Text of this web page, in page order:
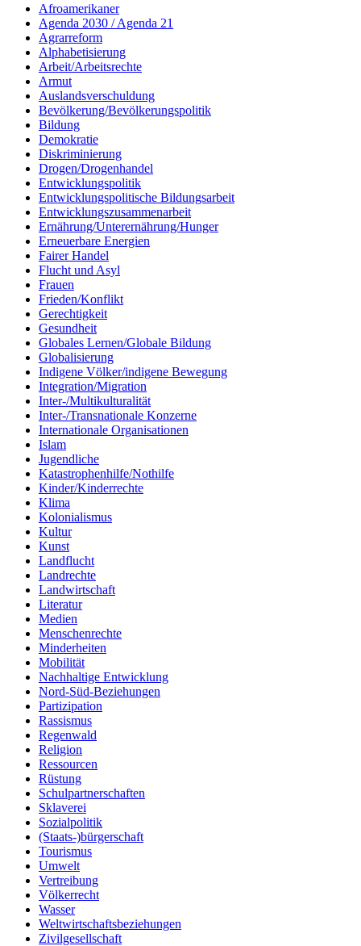
Afroamerikaner
Agenda 2030 / Agenda 21
Agrarreform
Alphabetisierung
Arbeit/Arbeitsrechte
Armut
Auslandsverschuldung
Bevölkerung/Bevölkerungspolitik
Bildung
Demokratie
Diskriminierung
Drogen/Drogenhandel
Entwicklungspolitik
Entwicklungspolitische Bildungsarbeit
Entwicklungszusammenarbeit
Ernährung/Unterernährung/Hunger
Erneuerbare Energien
Fairer Handel
Flucht und Asyl
Frauen
Frieden/Konflikt
Gerechtigkeit
Gesundheit
Globales Lernen/Globale Bildung
Globalisierung
Indigene Völker/indigene Bewegung
Integration/Migration
Inter-/Multikulturalität
Inter-/Transnationale Konzerne
Internationale Organisationen
Islam
Jugendliche
Katastrophenhilfe/Nothilfe
Kinder/Kinderrechte
Klima
Kolonialismus
Kultur
Kunst
Landflucht
Landrechte
Landwirtschaft
Literatur
Medien
Menschenrechte
Minderheiten
Mobilität
Nachhaltige Entwicklung
Nord-Süd-Beziehungen
Partizipation
Rassismus
Regenwald
Religion
Ressourcen
Rüstung
Schulpartnerschaften
Sklaverei
Sozialpolitik
(Staats-)bürgerschaft
Tourismus
Umwelt
Vertreibung
Völkerrecht
Wasser
Weltwirtschaftsbeziehungen
Zivilgesellschaft